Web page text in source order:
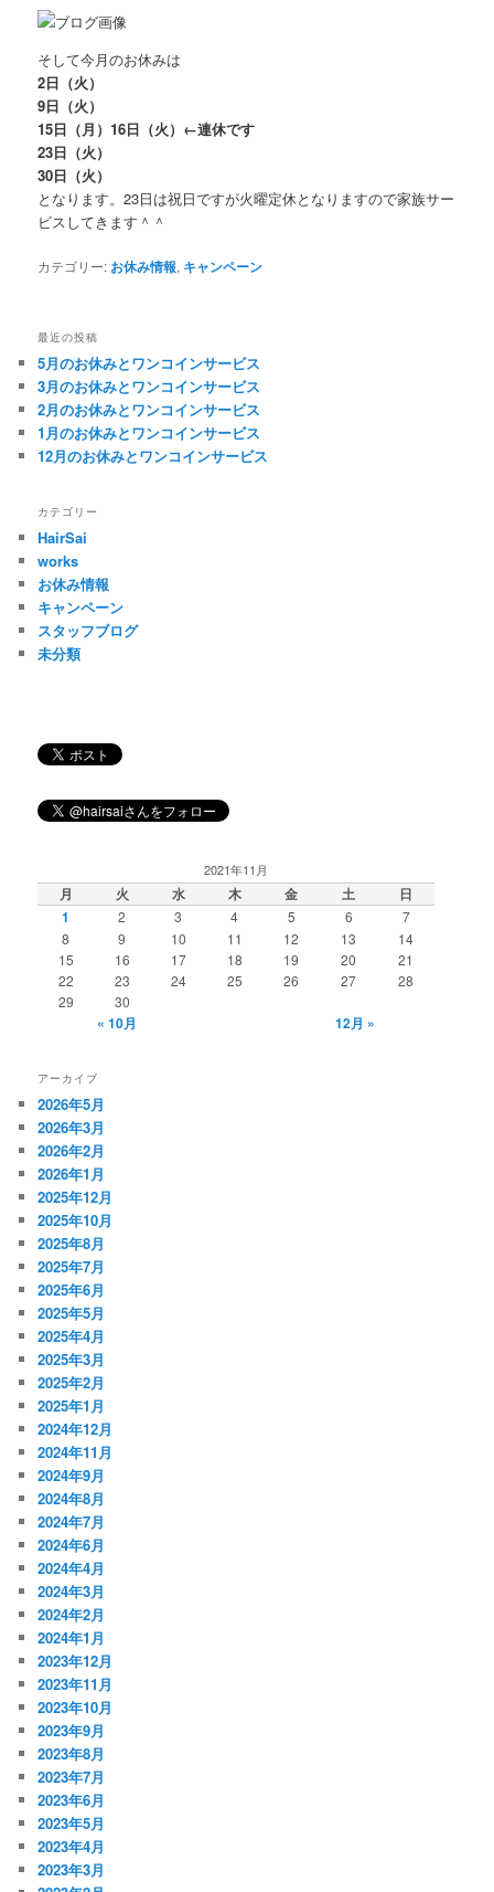
そして今月のお休みは
2日（火）
9日（火）
15日（月）16日（火）←連休です
23日（火）
30日（火）
となります。23日は祝日ですが火曜定休となりますので家族サー
ビスしてきます＾＾
カテゴリー: お休み情報, キャンペーン
最近の投稿
5月のお休みとワンコインサービス
3月のお休みとワンコインサービス
2月のお休みとワンコインサービス
1月のお休みとワンコインサービス
12月のお休みとワンコインサービス
カテゴリー
HairSai
works
お休み情報
キャンペーン
スタッフブログ
未分類
2021年11月
月 火 水 木 金 土
日
1
2 3 4 5 6
7
8
9 10 11 12 13
14
15
16 17 18 19 20
21
22
23 24 25 26 27
28
29
30
« 10月 12月 »
アーカイブ
2026年5月
2026年3月
2026年2月
2026年1月
2025年12月
2025年10月
2025年8月
2025年7月
2025年6月
2025年5月
2025年4月
2025年3月
2025年2月
2025年1月
2024年12月
2024年11月
2024年9月
2024年8月
2024年7月
2024年6月
2024年4月
2024年3月
2024年2月
2024年1月
2023年12月
2023年11月
2023年10月
2023年9月
2023年8月
2023年7月
2023年6月
2023年5月
2023年4月
2023年3月